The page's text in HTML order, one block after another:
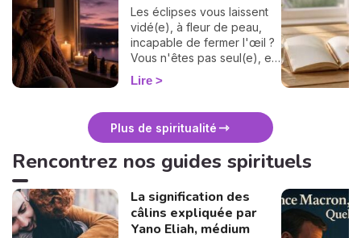
Les éclipses vous laissent
vidé(e), à fleur de peau,
incapable de fermer l'œil ?
Vous n'êtes pas seul(e), et
surtout : ça se traverse en
douceur. Voici 7 gestes
vous protéger
énergétiquement et
intérieur. 🛡️🌒
Lire
Plus de spiritualité
Rencontrez nos guides spirituels
La signification des
câlins expliquée par
Yano Eliah, médium